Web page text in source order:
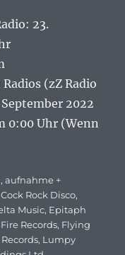
23.
(zZ Radio
2022
0:00 Uhr (Wenn
,aufnahme +
Cock Rock Disco,
Music, Epitaph
Fire Records, Flying
, Lumpy